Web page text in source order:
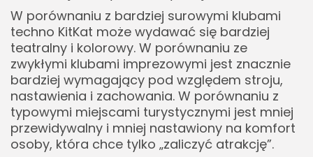
W porównaniu z bardziej surowymi klubami
techno KitKat może wydawać się bardziej
teatralny i kolorowy. W porównaniu ze
zwykłymi klubami imprezowymi jest znacznie
bardziej wymagający pod względem stroju,
nastawienia i zachowania. W porównaniu z
typowymi miejscami turystycznymi jest mniej
przewidywalny i mniej nastawiony na komfort
osoby, która chce tylko „zaliczyć atrakcję”.